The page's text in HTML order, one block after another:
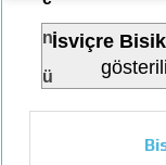
n
ü
İsviçre